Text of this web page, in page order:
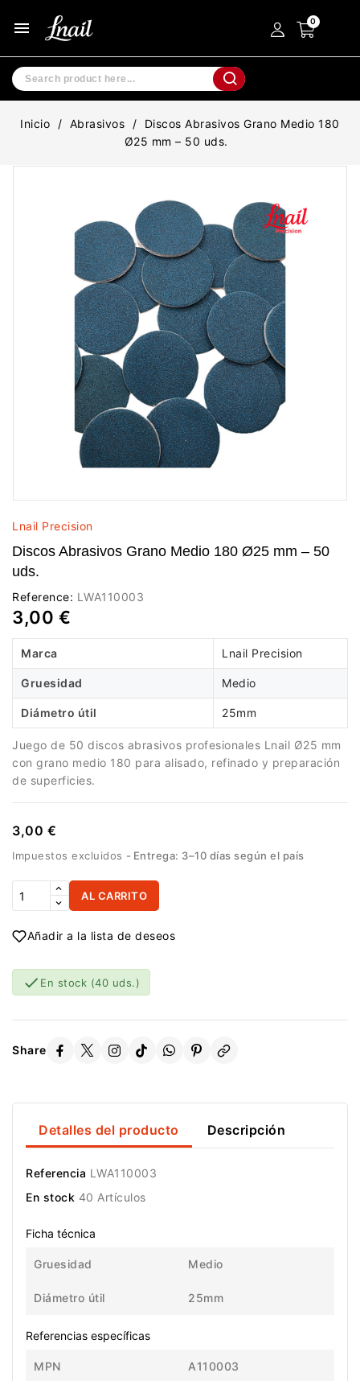
menu
Inicio Abrasivos
Discos Abrasivos Grano Medio 180
Ø25 mm – 50 uds.
Lnail Precision
Discos Abrasivos Grano Medio 180 Ø25 mm – 50
uds.
Reference: LWA110003
3,00 €
Marca Lnail Precision
Gruesidad Medio
Diámetro útil 25mm
Juego de 50 discos abrasivos profesionales Lnail Ø25 mm
con grano medio 180 para alisado, refinado y preparación
de superficies.
3,00 €
Impuestos excluidos Entrega: 3–10 días según el país
AL CARRITO
Añadir a la lista de deseos
 En stock (40 uds.)
Share
Detalles del producto Descripción
Referencia LWA110003
En stock 40 Artículos
Ficha técnica
Gruesidad Medio
Diámetro útil 25mm
Referencias específicas
MPN A110003